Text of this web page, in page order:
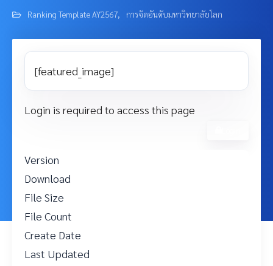
Ranking Template AY2567, การจัดอันดับมหาวิทยาลัยโลก
[featured_image]
Login is required to access this page
Version
Download
File Size
File Count
Create Date
Last Updated